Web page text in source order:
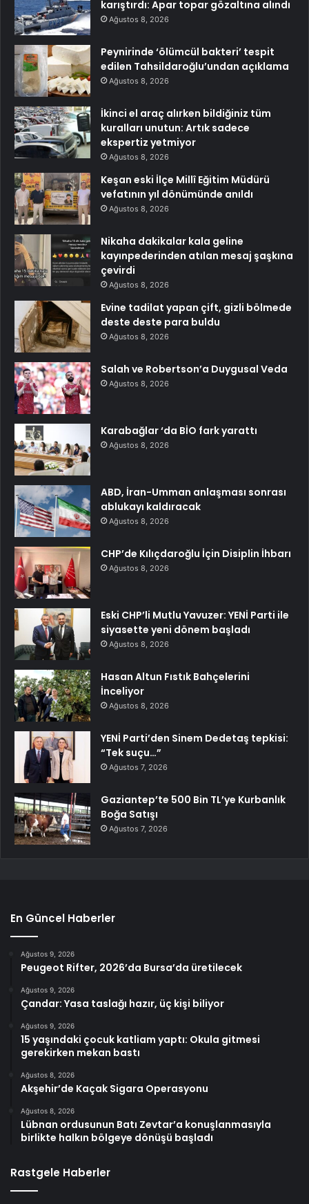
karıştırdı: Apar topar gözaltına alındı
Ağustos 8, 2026
Peynirinde ‘ölümcül bakteri’ tespit
edilen Tahsildaroğlu’undan açıklama
Ağustos 8, 2026
İkinci el araç alırken bildiğiniz tüm
kuralları unutun: Artık sadece
ekspertiz yetmiyor
Ağustos 8, 2026
Keşan eski İlçe Millî Eğitim Müdürü
vefatının yıl dönümünde anıldı
Ağustos 8, 2026
Nikaha dakikalar kala geline
kayınpederinden atılan mesaj şaşkına
çevirdi
Ağustos 8, 2026
Evine tadilat yapan çift, gizli bölmede
deste deste para buldu
Ağustos 8, 2026
Salah ve Robertson’a Duygusal Veda
Ağustos 8, 2026
Karabağlar ‘da BİO fark yarattı
Ağustos 8, 2026
ABD, İran-Umman anlaşması sonrası
ablukayı kaldıracak
Ağustos 8, 2026
CHP’de Kılıçdaroğlu İçin Disiplin İhbarı
Ağustos 8, 2026
Eski CHP’li Mutlu Yavuzer: YENİ Parti ile
siyasette yeni dönem başladı
Ağustos 8, 2026
Hasan Altun Fıstık Bahçelerini
İnceliyor
Ağustos 8, 2026
YENİ Parti’den Sinem Dedetaş tepkisi:
“Tek suçu…”
Ağustos 7, 2026
Gaziantep’te 500 Bin TL’ye Kurbanlık
Boğa Satışı
Ağustos 7, 2026
En Güncel Haberler
Ağustos 9, 2026
Peugeot Rifter, 2026’da Bursa’da üretilecek
Ağustos 9, 2026
Çandar: Yasa taslağı hazır, üç kişi biliyor
Ağustos 9, 2026
15 yaşındaki çocuk katliam yaptı: Okula gitmesi
gerekirken mekan bastı
Ağustos 8, 2026
Akşehir’de Kaçak Sigara Operasyonu
Ağustos 8, 2026
Lübnan ordusunun Batı Zevtar’a konuşlanmasıyla
birlikte halkın bölgeye dönüşü başladı
Rastgele Haberler